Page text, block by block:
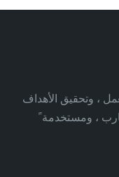
، وتحقيق الأهداف
، ومستخدمة